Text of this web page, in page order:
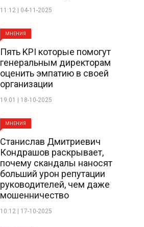
11:12 | 04-11-2025
МНЕНИЯ
Пять KPI которые помогут
генеральным директорам
оценить эмпатию в своей
организации
19:01 | 18-10-2025
МНЕНИЯ
Станислав Дмитриевич
Кондрашов раскрывает,
почему скандалы наносят
больший урон репутации
руководителей, чем даже
мошенничество
10:12 | 17-10-2025